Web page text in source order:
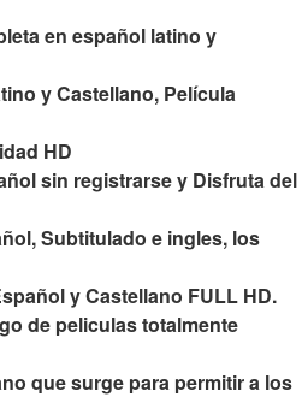
en español latino y
y Castellano, Película
HD
sin registrarse y Disfruta del
Subtitulado e ingles, los
y Castellano FULL HD.
de peliculas totalmente
que surge para permitir a los